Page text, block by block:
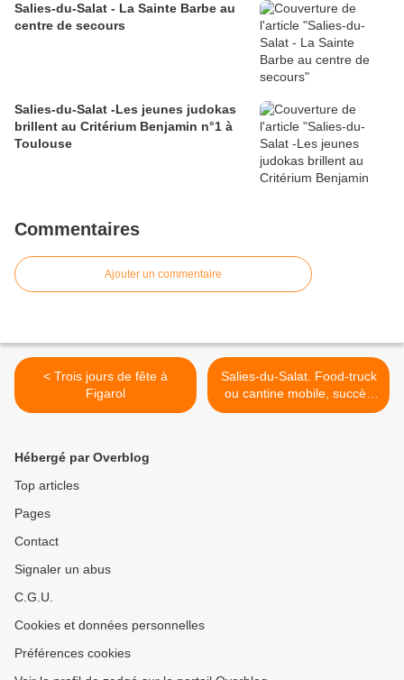
Salies-du-Salat - La Sainte Barbe au
centre de secours
Salies-du-Salat -Les jeunes judokas
brillent au Critérium Benjamin n°1 à
Toulouse
Commentaires
Ajouter un commentaire
< Trois jours de fête à
Figarol
Salies-du-Salat. Food-truck
ou cantine mobile, succès
assuré ! >
Hébergé par Overblog
Top articles
Pages
Contact
Signaler un abus
C.G.U.
Cookies et données personnelles
Préférences cookies